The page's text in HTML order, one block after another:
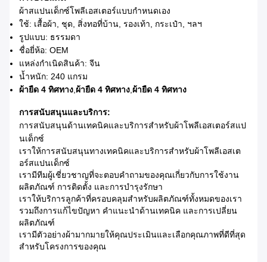
ผ้าสแปนเด็กซ์โพลีเอสเตอร์แบบกำหนดเอง
ใช้: เสื้อผ้า, ชุด, สิ่งทอที่บ้าน, รองเท้า, กระเป๋า, ฯลฯ
รูปแบบ: ธรรมดา
ชื่อยี่ห้อ: OEM
แหล่งกำเนิดสินค้า: จีน
น้ำหนัก: 240 แกรม
ผ้ายืด 4 ทิศทาง,ผ้ายืด 4 ทิศทาง,ผ้ายืด 4 ทิศทาง
การสนับสนุนและบริการ:
การสนับสนุนด้านเทคนิคและบริการสำหรับผ้าโพลีเอสเตอร์สแป
นเด็กซ์
เราให้การสนับสนุนทางเทคนิคและบริการสำหรับผ้าโพลีเอสเต
อร์สแปนเด็กซ์
เรามีทีมผู้เชี่ยวชาญที่จะตอบคำถามของคุณเกี่ยวกับการใช้งาน
ผลิตภัณฑ์ การติดตั้ง และการบำรุงรักษา
เราให้บริการลูกค้าที่ครอบคลุมสำหรับผลิตภัณฑ์ทั้งหมดของเรา
รวมถึงการแก้ไขปัญหา คำแนะนำด้านเทคนิค และการเปลี่ยน
ผลิตภัณฑ์
เรามีตัวอย่างผ้ามากมายให้คุณประเมินและเลือกคุณภาพที่ดีที่สุด
สำหรับโครงการของคุณ